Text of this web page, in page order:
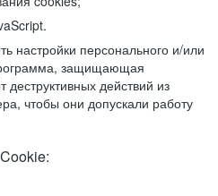
настройки персонального и/или
защищающая
деструктивных действий из
чтобы они допускали работу